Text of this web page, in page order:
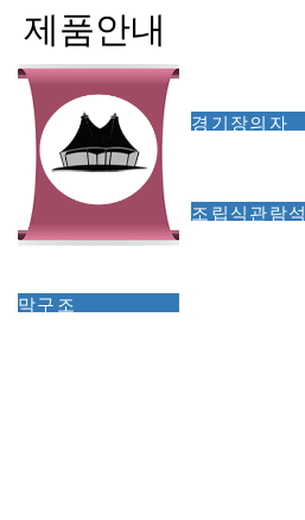
제품안내
막구조
경기장의자
조립식관람석